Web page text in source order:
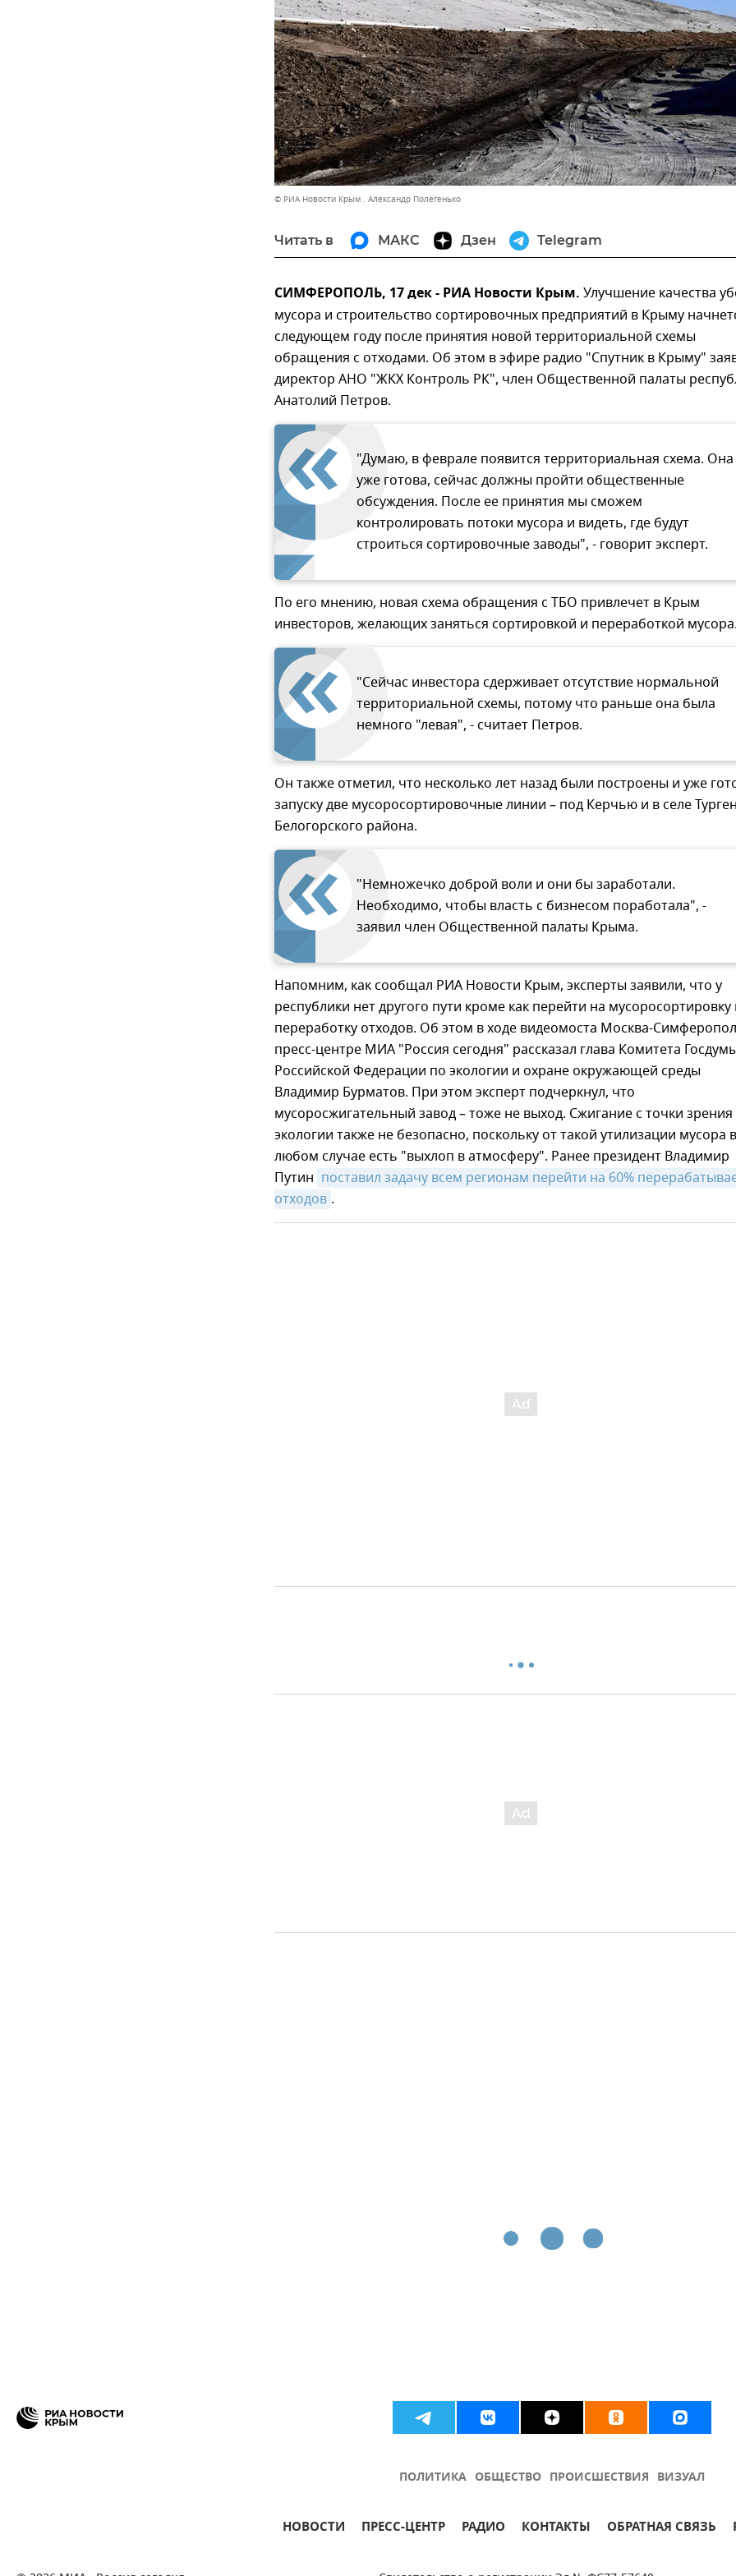
© РИА Новости Крым . Александр Полегенько
Читать в МАКС Дзен Telegram
СИМФЕРОПОЛЬ, 17 дек - РИА Новости Крым. Улучшение качества
мусора и строительство сортировочных предприятий в Крыму
следующем году после принятия новой территориальной схемы
обращения с отходами. Об этом в эфире радио "Спутник в Крыму"
директор АНО "ЖКХ Контроль РК", член Общественной палаты
Анатолий Петров.
"Думаю, в феврале появится территориальная схема. Она
уже готова, сейчас должны пройти общественные
обсуждения. После ее принятия мы сможем
контролировать потоки мусора и видеть, где будут
строиться сортировочные заводы", - говорит эксперт.
По его мнению, новая схема обращения с ТБО привлечет в Крым
инвесторов, желающих заняться сортировкой и переработкой мусора.
"Сейчас инвестора сдерживает отсутствие нормальной
территориальной схемы, потому что раньше она была
немного "левая", - считает Петров.
Он также отметил, что несколько лет назад были построены и уже
запуску две мусоросортировочные линии – под Керчью и в селе
Белогорского района.
"Немножечко доброй воли и они бы заработали.
Необходимо, чтобы власть с бизнесом поработала", -
заявил член Общественной палаты Крыма.
Напомним, как сообщал РИА Новости Крым, эксперты заявили, что у
республики нет другого пути кроме как перейти на мусоросортировку
переработку отходов. Об этом в ходе видеомоста Москва-
пресс-центре МИА "Россия сегодня" рассказал глава Комитета
Российской Федерации по экологии и охране окружающей среды
Владимир Бурматов. При этом эксперт подчеркнул, что
мусоросжигательный завод – тоже не выход. Сжигание с точки зрения
экологии также не безопасно, поскольку от такой утилизации мусора в
любом случае есть "выхлоп в атмосферу". Ранее президент Владимир
Путин поставил задачу всем регионам перейти на 60%
отходов .
ПОЛИТИКА ОБЩЕСТВО ПРОИСШЕСТВИЯ ВИЗУАЛ
НОВОСТИ ПРЕСС-ЦЕНТР РАДИО КОНТАКТЫ ОБРАТНАЯ СВЯЗЬ